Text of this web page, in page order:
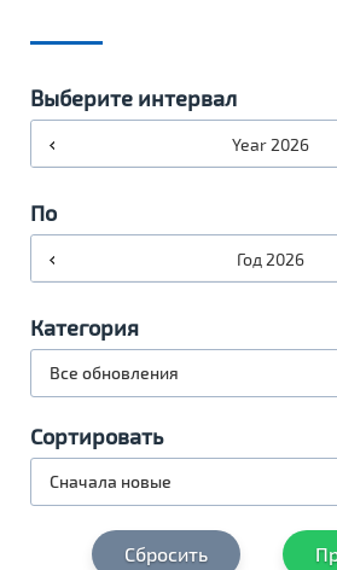
Выберите интервал
Year 2026
По
Год 2026
Категория
Сортировать
Сбросить